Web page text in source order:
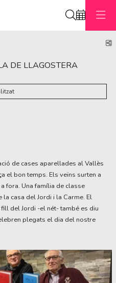
DE LLAGOSTERA
de cases aparellades al Vallès
el bon temps. Els veïns surten a
fora. Una família de classe
casa del Jordi i la Carme. El
del Jordi -el nét- també es diu
plegats el dia del nostre